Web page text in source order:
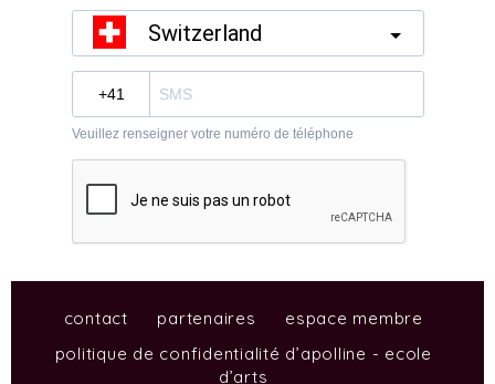
contact partenaires
espace membre
politique de confidentialité d’apolline - ecole
d’arts